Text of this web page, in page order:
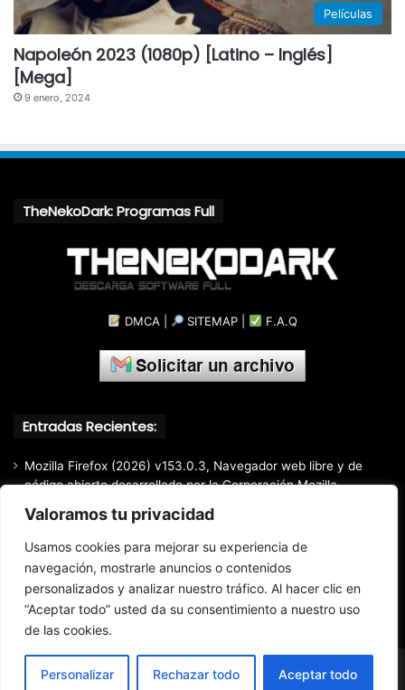
Valoramos tu privacidad
Usamos cookies para mejorar su experiencia de
navegación, mostrarle anuncios o contenidos
personalizados y analizar nuestro tráfico. Al hacer clic en
“Aceptar todo” usted da su consentimiento a nuestro uso
de las cookies.
Personalizar Rechazar todo Aceptar todo
Películas
Napoleón 2023 (1080p) [Latino – Inglés]
[Mega]
9 enero, 2024
TheNekoDark: Programas Full
DMCA SITEMAP F.A.Q
Entradas Recientes:
Mozilla Firefox (2026) v153.0.3, Navegador web libre y de
código abierto​ desarrollado por la Corporación Mozilla
Total Audio Converter v6.1.0.305, Solución para convertir o
Markdown Monster (2026) Full Español [Mega]
Advanced Renamer Commercial (2026) 4.24, Extracción de
información de archivos multimedia fácil y rápido.
© Copyright 2016 - 2026 Todos los derechos reservados.